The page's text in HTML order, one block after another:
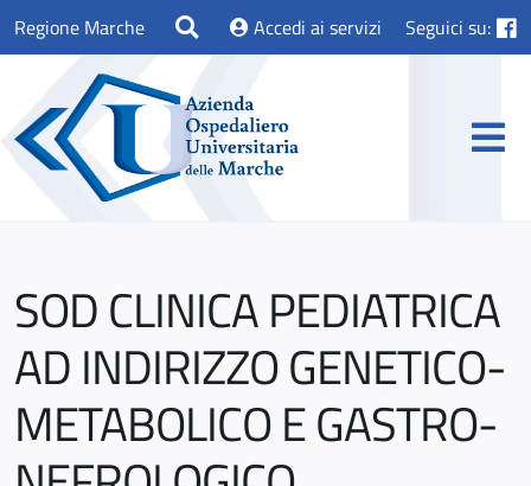
Regione Marche Accedi ai servizi Seguici su:
SOD CLINICA PEDIATRICA
AD INDIRIZZO GENETICO-
METABOLICO E GASTRO-